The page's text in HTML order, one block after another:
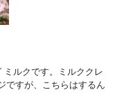
ミルクです。ミルククレ
ですが、こちらはするん